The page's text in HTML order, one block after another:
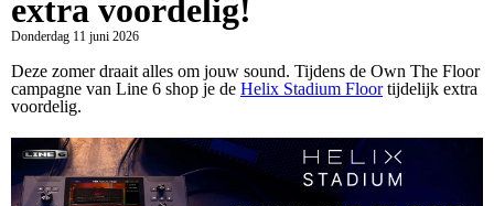
extra voordelig!
Donderdag 11 juni 2026
Deze zomer draait alles om jouw sound. Tijdens de Own The Floor
campagne van Line 6 shop je de Helix Stadium Floortijdelijk extra
voordelig.